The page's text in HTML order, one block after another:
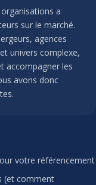
a
sur le marché.
agences
univers complexe,
accompagner les
avons donc
votre référencement
(et comment